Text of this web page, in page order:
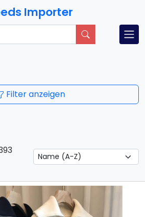
Importer
Filter anzeigen